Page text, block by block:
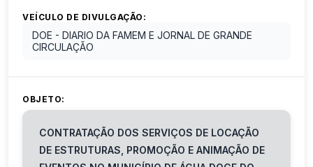
VEÍCULO DE DIVULGAÇÃO:
DOE - DIARIO DA FAMEM E JORNAL DE GRANDE
CIRCULAÇÃO
OBJETO:
CONTRATAÇÃO DOS SERVIÇOS DE LOCAÇÃO
DE ESTRUTURAS, PROMOÇÃO E ANIMAÇÃO DE